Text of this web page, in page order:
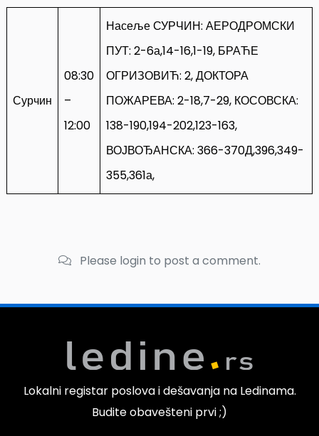
Сурчин
08:30
–
12:00
Насеље СУРЧИН: АЕРОДРОМСКИ
ПУТ: 2-6а,14-16,1-19, БРАЋЕ
ОГРИЗОВИЋ: 2, ДОКТОРА
ПОЖАРЕВА: 2-18,7-29, КОСОВСКА:
138-190,194-202,123-163,
ВОЈВОЂАНСКА: 366-370Д,396,349-
355,361а,
Please login to post a comment.
Lokalni registar poslova i dešavanja na Ledinama.
Budite obavešteni prvi ;)